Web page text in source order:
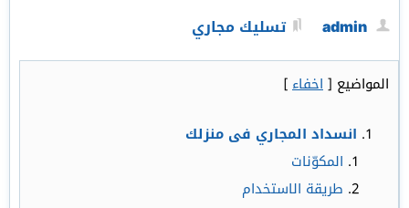
admin تسليك مجاري
المواضيع [اخفاء]
انسداد المجاري فى منزلك
المكوّنات
طريقة الاستخدام